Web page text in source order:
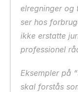
elregninger og
ser hos
ikke erstatte
professionel
Eksempler på
skal forstås